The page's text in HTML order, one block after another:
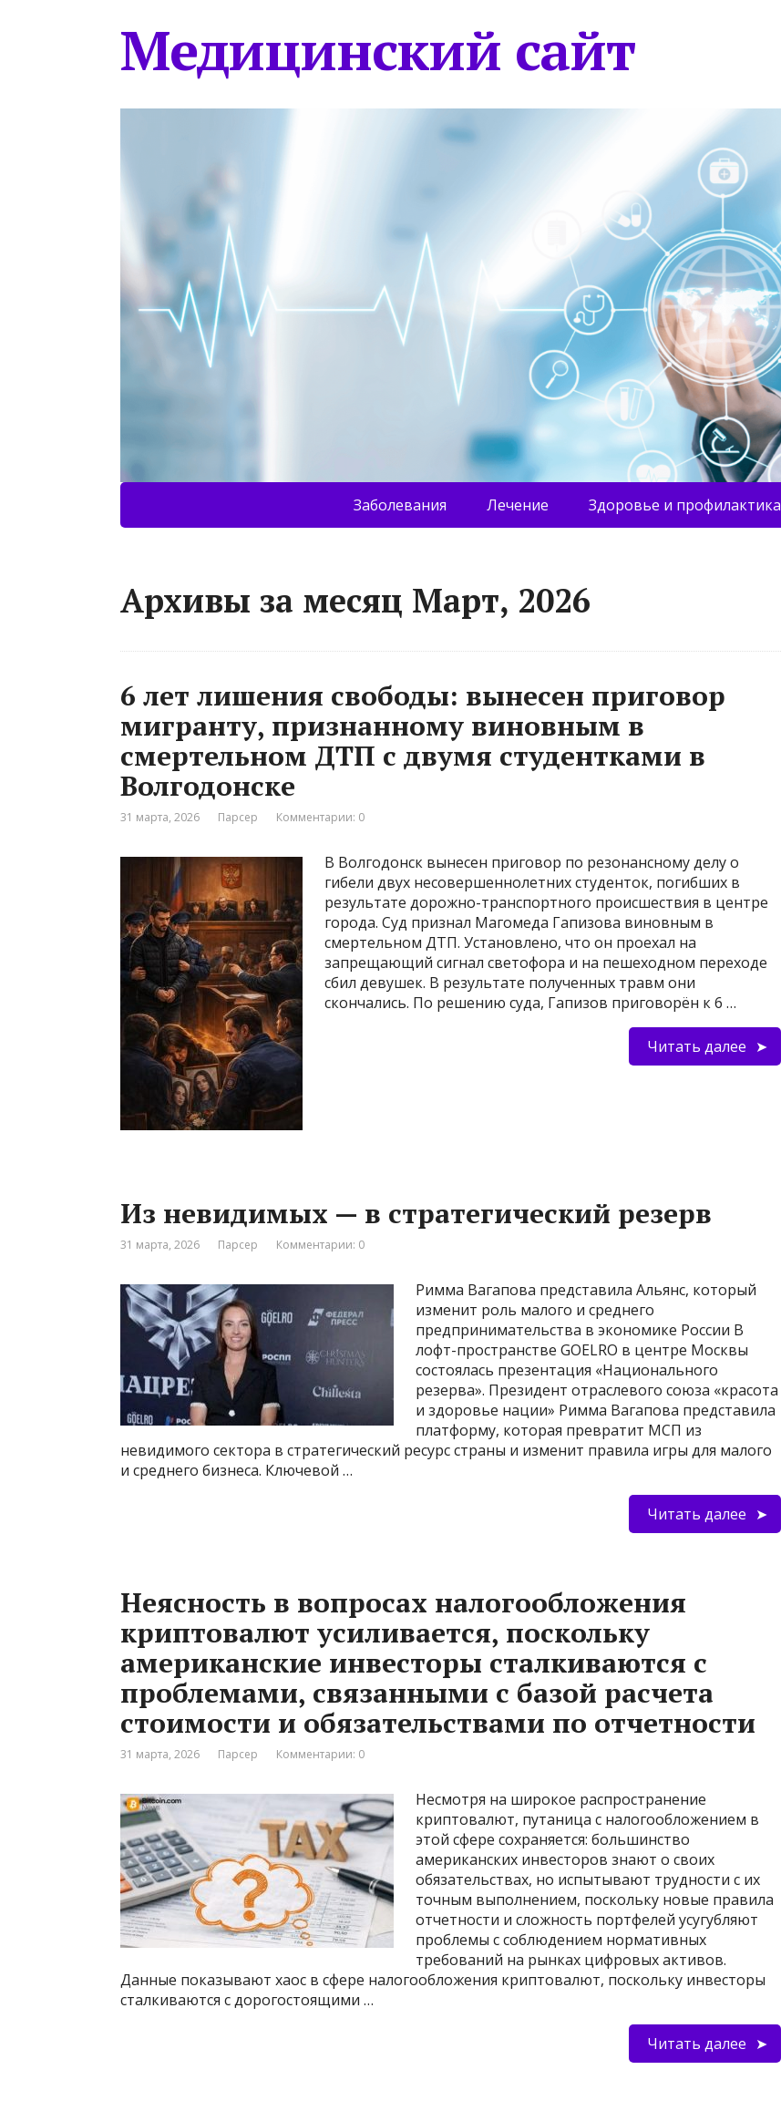
Медицинский сайт
Заболевания Лечение Здоровье и профилактика
Архивы за месяц Март, 2026
6 лет лишения свободы: вынесен приговор
мигранту, признанному виновным в
смертельном ДТП с двумя студентками в
Волгодонске
31 марта, 2026 Парсер Комментарии: 0
В Волгодонск вынесен приговор по резонансному делу о
гибели двух несовершеннолетних студенток, погибших в
результате дорожно-транспортного происшествия в центре
города. Суд признал Магомеда Гапизова виновным в
смертельном ДТП. Установлено, что он проехал на
запрещающий сигнал светофора и на пешеходном переходе
сбил девушек. В результате полученных травм они
скончались. По решению суда, Гапизов приговорён к 6 …
Читать далее
Из невидимых — в стратегический резерв
31 марта, 2026 Парсер Комментарии: 0
Римма Вагапова представила Альянс, который
изменит роль малого и среднего
предпринимательства в экономике России В
лофт-пространстве GOELRO в центре Москвы
состоялась презентация «Национального
резерва». Президент отраслевого союза «красота
и здоровье нации» Римма Вагапова представила
платформу, которая превратит МСП из
невидимого сектора в стратегический ресурс страны и изменит правила игры для малого
и среднего бизнеса. Ключевой …
Читать далее
Неясность в вопросах налогообложения
криптовалют усиливается, поскольку
американские инвесторы сталкиваются с
проблемами, связанными с базой расчета
стоимости и обязательствами по отчетности
31 марта, 2026 Парсер Комментарии: 0
Несмотря на широкое распространение
криптовалют, путаница с налогообложением в
этой сфере сохраняется: большинство
американских инвесторов знают о своих
обязательствах, но испытывают трудности с их
точным выполнением, поскольку новые правила
отчетности и сложность портфелей усугубляют
проблемы с соблюдением нормативных
требований на рынках цифровых активов.
Данные показывают хаос в сфере налогообложения криптовалют, поскольку инвесторы
сталкиваются с дорогостоящими …
Читать далее